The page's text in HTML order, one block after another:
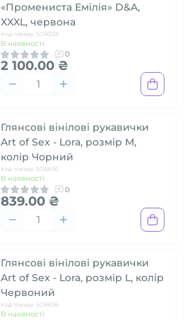
«Промениста Емілія» D&A,
XXXL, червона
Код товару: SO9358
В наявності
0
2 100.00 ₴
Глянсові вінілові рукавички
Art of Sex - Lora, розмір M,
колір Чорний
Код товару: SO6605
В наявності
0
839.00 ₴
Глянсові вінілові рукавички
Art of Sex - Lora, розмір L, колір
Червоний
Код товару: SO6606
В наявності